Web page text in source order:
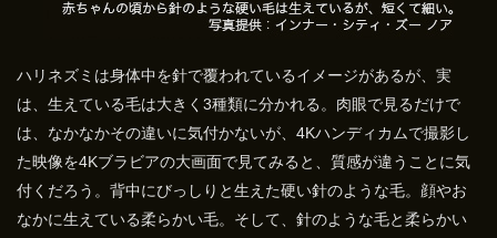
ハリネズミは身体中を針で覆われているイメージがあるが、実
は、生えている毛は大きく3種類に分かれる。肉眼で見るだけで
は、なかなかその違いに気付かないが、4Kハンディカムで撮影し
た映像を4Kブラビアの大画面で見てみると、質感が違うことに気
付くだろう。背中にびっしりと生えた硬い針のような毛。顔やお
なかに生えている柔らかい毛。そして、針のような毛と柔らかい